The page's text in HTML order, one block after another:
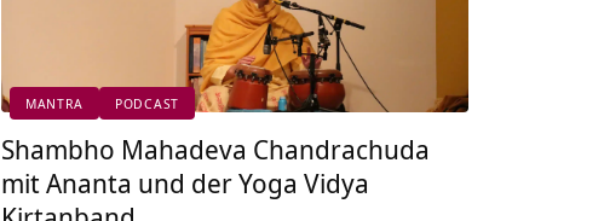
MANTRA PODCAST
Shambho Mahadeva Chandrachuda
mit Ananta und der Yoga Vidya